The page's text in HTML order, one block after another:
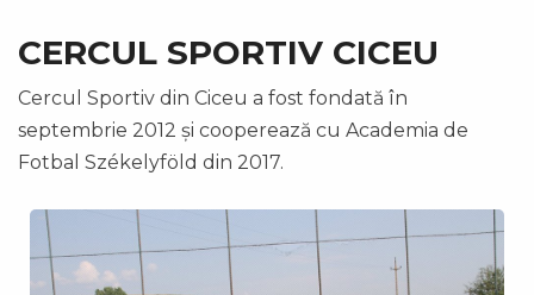
CERCUL SPORTIV CICEU
Cercul Sportiv din Ciceu a fost fondată în
septembrie 2012 și cooperează cu Academia de
Fotbal Székelyföld din 2017.